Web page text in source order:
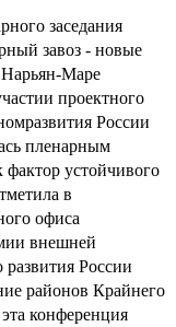
заседания
завоз - новые
Маре
проектного
России
пленарным
фактор устойчивого
в
офиса
внешней
России
районов Крайнего
конференция